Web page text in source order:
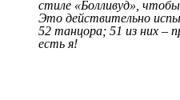
стиле «Болливуд»,
Это действительно
52 танцора; 51 из них –
есть я!